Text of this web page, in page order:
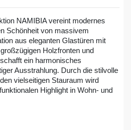
NAMIBIA vereint modernes
Schönheit von massivem
aus eleganten Glastüren mit
Holzfronten und
ein harmonisches
Ausstrahlung. Durch die stilvolle
vielseitigen Stauraum wird
Highlight in Wohn- und